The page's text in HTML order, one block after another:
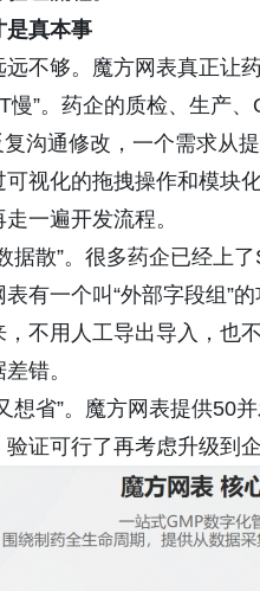
是真本事
不够。魔方网表真正让
慢”。药企的质检、生产
沟通修改，一个需求从
视化的拖拽操作和模块
一遍开发流程。
据散”。很多药企已经上
有一个叫“外部字段组”
不用人工导出导入，也
错。
想省”。魔方网表提供50
证可行了再考虑升级到